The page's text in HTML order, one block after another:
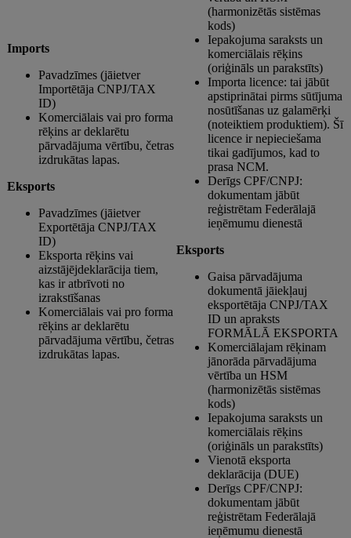
Imports
Pavadzīmes (jāietver
Importētāja CNPJ/TAX
ID)
Komerciālais vai pro forma
rēķins ar deklarētu
pārvadājuma vērtību, četras
izdrukātas lapas.
Eksports
Pavadzīmes (jāietver
Exportētāja CNPJ/TAX
ID)
Eksporta rēķins vai
aizstājējdeklarācija tiem,
kas ir atbrīvoti no
izrakstīšanas
Komerciālais vai pro forma
rēķins ar deklarētu
pārvadājuma vērtību, četras
izdrukātas lapas.
(harmonizētās sistēmas
kods)
Iepakojuma saraksts un
komerciālais rēķins
(oriģināls un parakstīts)
Importa licence: tai jābūt
apstiprinātai pirms sūtījuma
nosūtīšanas uz galamērķi
(noteiktiem produktiem). Šī
licence ir nepieciešama
tikai gadījumos, kad to
prasa NCM.
Derīgs CPF/CNPJ:
dokumentam jābūt
reģistrētam Federālajā
ieņēmumu dienestā
Eksports
Gaisa pārvadājuma
dokumentā jāiekļauj
eksportētāja CNPJ/TAX
ID un apraksts
FORMĀLĀ EKSPORTA
Komerciālajam rēķinam
jānorāda pārvadājuma
vērtība un HSM
(harmonizētās sistēmas
kods)
Iepakojuma saraksts un
komerciālais rēķins
(oriģināls un parakstīts)
Vienotā eksporta
deklarācija (DUE)
Derīgs CPF/CNPJ:
dokumentam jābūt
reģistrētam Federālajā
ieņēmumu dienestā